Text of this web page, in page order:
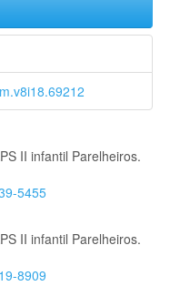
II infantil Parelheiros.
5455
II infantil Parelheiros.
8909